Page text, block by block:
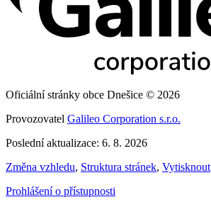
Oficiální stránky obce Dnešice © 2026
Provozovatel Galileo Corporation s.r.o.
Poslední aktualizace: 6. 8. 2026
Změna vzhledu, Struktura stránek, Vytisknout
Prohlášení o přístupnosti